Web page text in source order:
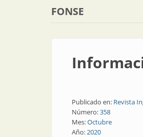
FONSE
Publicado en: Revista
Número:358
Mes:Octubre
Año:2020